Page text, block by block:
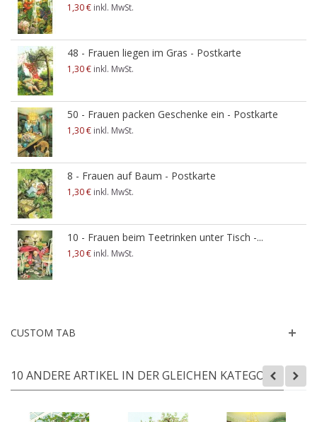
1,30 € inkl. MwSt.
48 - Frauen liegen im Gras - Postkarte
1,30 € inkl. MwSt.
50 - Frauen packen Geschenke ein - Postkarte
1,30 € inkl. MwSt.
8 - Frauen auf Baum - Postkarte
1,30 € inkl. MwSt.
10 - Frauen beim Teetrinken unter Tisch -...
1,30 € inkl. MwSt.
CUSTOM TAB
10 ANDERE ARTIKEL IN DER GLEICHEN KATEGORIE: